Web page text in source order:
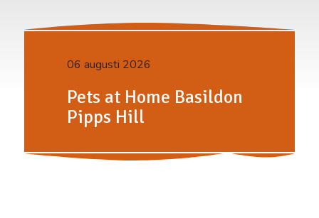
06 augusti 2026
Pets at Home Basildon
Pipps Hill